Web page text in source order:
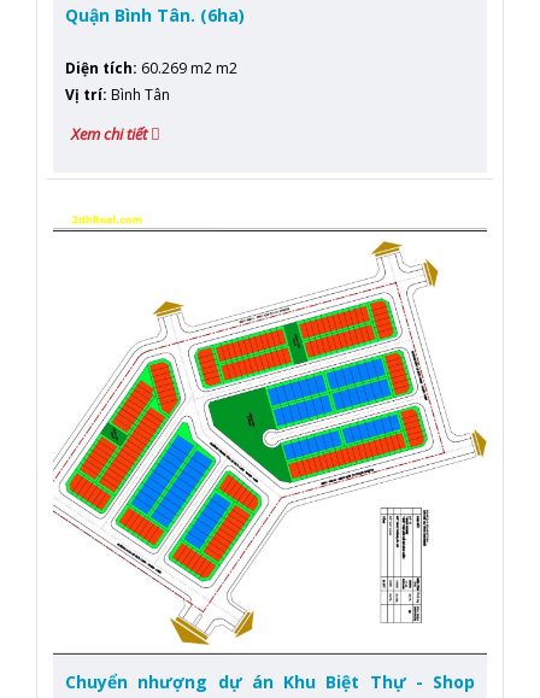
Quận Bình Tân. (6ha)
Diện tích: 60.269 m2 m2
Vị trí: Bình Tân
Xem chi tiết
Chuyển nhượng dự án Khu Biệt Thự - Shop